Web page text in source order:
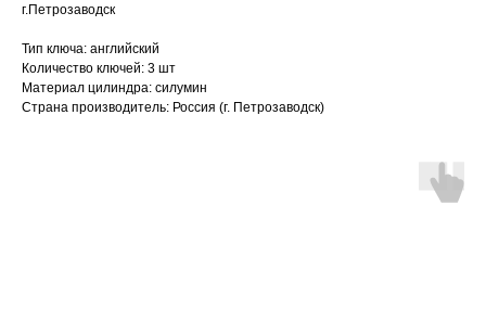
г.Петрозаводск
Тип ключа: английский
Количество ключей: 3 шт
Материал цилиндра: силумин
Страна производитель: Россия (г. Петрозаводск)